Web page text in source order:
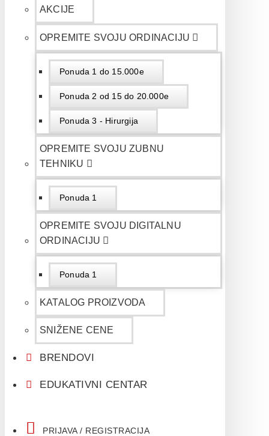
AKCIJE
OPREMITE SVOJU ORDINACIJU
Ponuda 1 do 15.000e
Ponuda 2 od 15 do 20.000e
Ponuda 3 - Hirurgija
OPREMITE SVOJU ZUBNU
TEHNIKU
Ponuda 1
OPREMITE SVOJU DIGITALNU
ORDINACIJU
Ponuda 1
KATALOG PROIZVODA
SNIŽENE CENE
BRENDOVI
EDUKATIVNI CENTAR
PRIJAVA / REGISTRACIJA